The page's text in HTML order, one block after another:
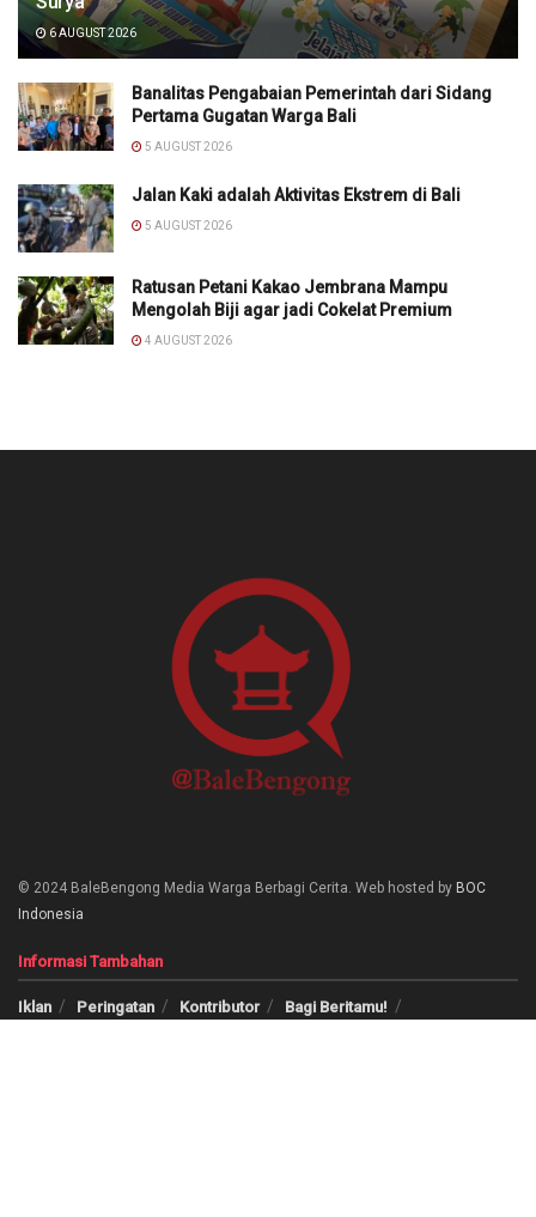
6 AUGUST 2026
Banalitas Pengabaian Pemerintah dari Sidang
Pertama Gugatan Warga Bali
5 AUGUST 2026
Jalan Kaki adalah Aktivitas Ekstrem di Bali
5 AUGUST 2026
Ratusan Petani Kakao Jembrana Mampu
Mengolah Biji agar jadi Cokelat Premium
4 AUGUST 2026
© 2024 BaleBengong Media Warga Berbagi Cerita. Web hosted by BOC
Indonesia
Informasi Tambahan
Iklan Peringatan Kontributor
Bagi Beritamu!